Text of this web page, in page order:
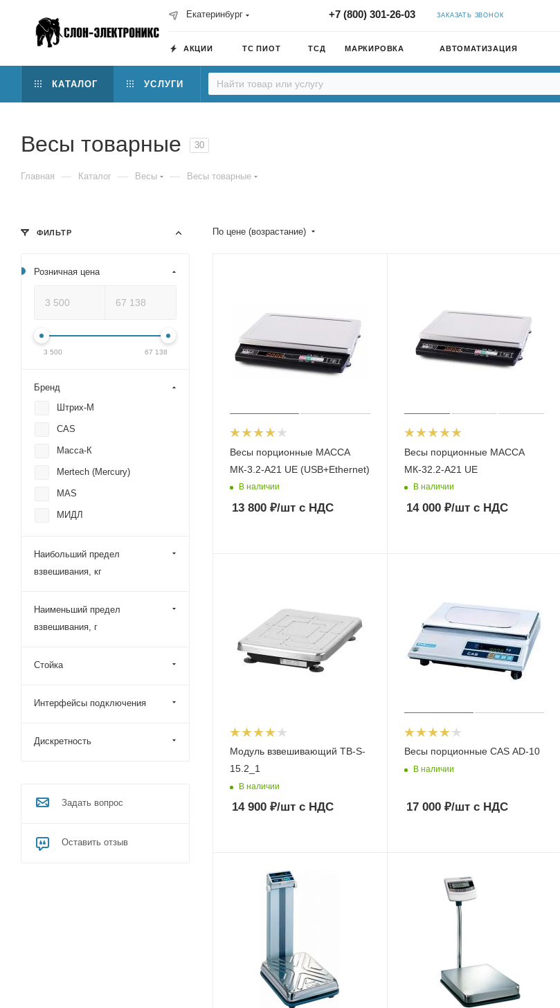
Екатеринбург +7 (800) 301-26-03 ЗАКАЗАТЬ ЗВОНОК
АКЦИИ ТС ПИОТ ТСД МАРКИРОВКА АВТОМАТИЗАЦИЯ
КАТАЛОГ УСЛУГИ
Весы товарные 30
Главная — Каталог — Весы — Весы товарные
По цене (возрастание)
Весы порционные МАССА
МК-3.2-А21 UЕ (USB+Ethernet)
В наличии
13 800 ₽/шт с НДС
Весы порционные МАССА
МК-32.2-А21 UE
В наличии
14 000₽/штс НДС
Модуль взвешивающий TB-S-
15.2_1
В наличии
14 900 ₽/шт с НДС
Весы порционные CAS AD-10
В наличии
17 000₽/штс НДС
ФИЛЬТР
Розничная цена
3 500 67 138
Бренд
Штрих-М
CAS
Масса-К
Mertech (Mercury)
MAS
МИДЛ
Наибольший предел
взвешивания, кг
Наименьший предел
взвешивания, г
Стойка
Интерфейсы подключения
Дискретность
Задать вопрос
Оставить отзыв